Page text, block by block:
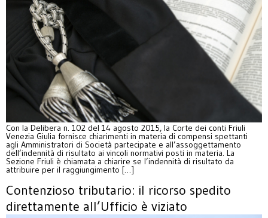
Con la Delibera n. 102 del 14 agosto 2015, la Corte dei conti Friuli
Venezia Giulia fornisce chiarimenti in materia di compensi spettanti
agli Amministratori di Società partecipate e all’assoggettamento
dell’indennità di risultato ai vincoli normativi posti in materia. La
Sezione Friuli è chiamata a chiarire se l’indennità di risultato da
attribuire per il raggiungimento […]
Contenzioso tributario: il ricorso spedito
direttamente all’Ufficio è viziato